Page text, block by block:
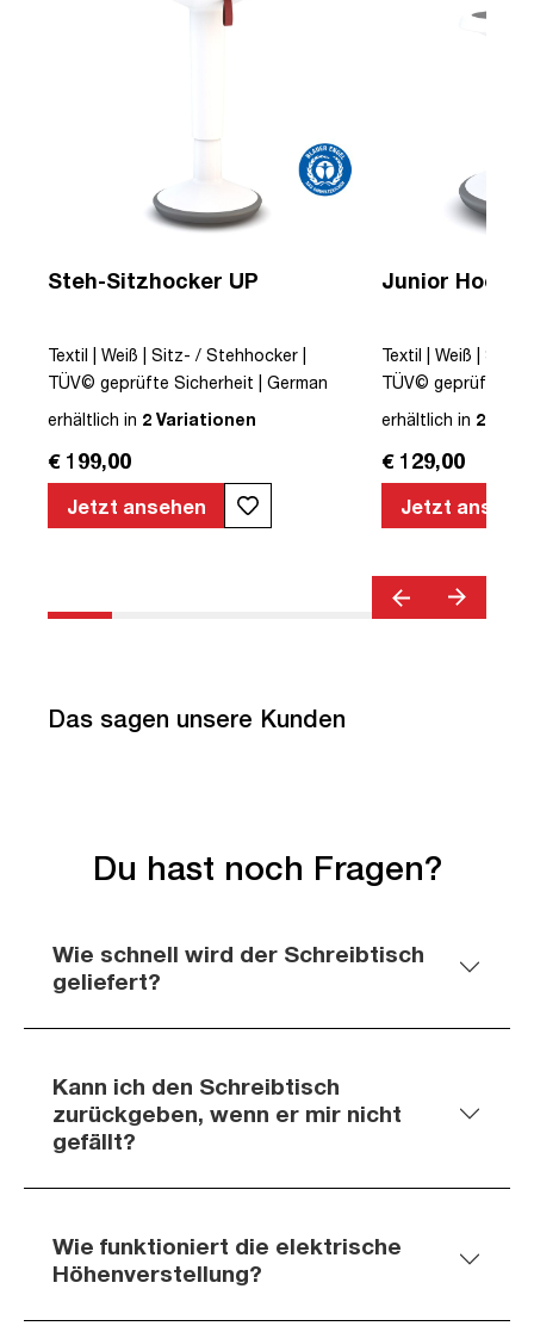
Steh-Sitzhocker UP
Textil | Weiß | Sitz- / Stehhocker |
TÜV© geprüfte Sicherheit | German
Design Award© | Höhenverstellbar |
erhältlich in 2 Variationen
€ 199,00
Jetzt ansehen
Junior Hocker
Textil | Weiß | Sitz-
TÜV© geprüfte
Design Award© |
erhältlich in 2
€ 129,00
Jetzt
Das sagen unsere Kunden
Du hast noch Fragen?
Wie schnell wird der Schreibtisch
geliefert?
Kann ich den Schreibtisch
zurückgeben, wenn er mir nicht
gefällt?
Wie funktioniert die elektrische
Höhenverstellung?